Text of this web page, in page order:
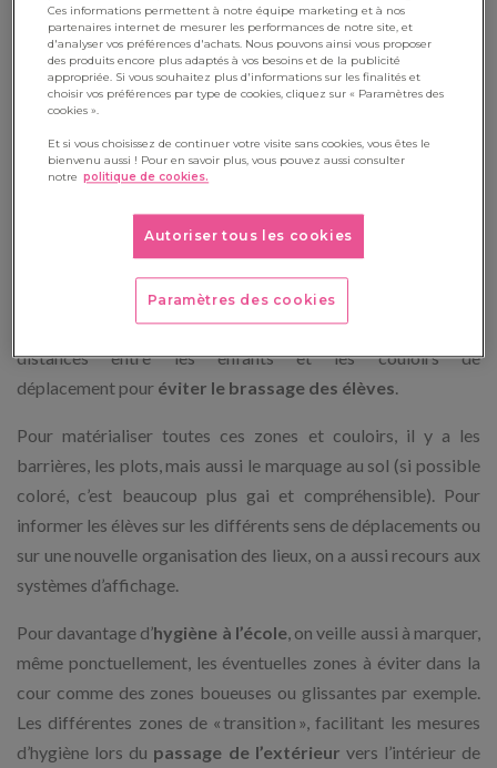
Voici quelques principes de base pour accompagner un projet
aménagement de cour de récréation.
#1 – Une cour de récré où les
déplacements se gèrent facilement
Entre confinement et distanciation, en 2020, nous avons dû
la cour de récré. Dans un contexte épidémique, il faut
les zones de rassemblement dans la cour
distances entre les enfants et les couloirs de
déplacement pour éviter le brassage des élèves.
Pour matérialiser toutes ces zones et couloirs, il y a les
barrières, les plots, mais aussi le marquage au sol (si possible
coloré, c’est beaucoup plus gai et compréhensible). Pour
informer les élèves sur les différents sens de déplacements ou
sur une nouvelle organisation des lieux, on a aussi recours aux
systèmes d’affichage.
Pour davantage d’hygiène à l’école, on veille aussi à marquer,
même ponctuellement, les éventuelles zones à éviter dans la
cour comme des zones boueuses ou glissantes par exemple.
Les différentes zones de « transition », facilitant les mesures
d’hygiène lors du passage de l’extérieur vers l’intérieur de
Ces informations permettent à notre équipe marketing et à nos
partenaires internet de mesurer les performances de notre site, et
d'analyser vos préférences d'achats. Nous pouvons ainsi vous proposer
des produits encore plus adaptés à vos besoins et de la publicité
appropriée. Si vous souhaitez plus d'informations sur les finalités et
choisir vos préférences par type de cookies, cliquez sur « Paramètres des
cookies ».
Et si vous choisissez de continuer votre visite sans cookies, vous êtes le
bienvenu aussi ! Pour en savoir plus, vous pouvez aussi consulter
notre politique de cookies.
Autoriser tous les cookies
Paramètres des cookies